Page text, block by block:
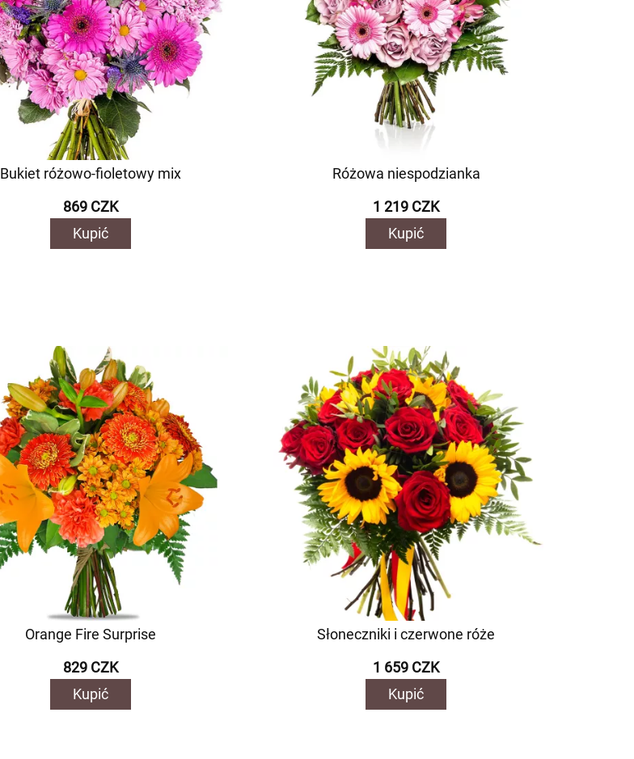
Bukiet różowo-fioletowy mix
869 CZK
Kupić
Różowa niespodzianka
1 219 CZK
Kupić
Orange Fire Surprise
829 CZK
Kupić
Słoneczniki i czerwone róże
1 659 CZK
Kupić